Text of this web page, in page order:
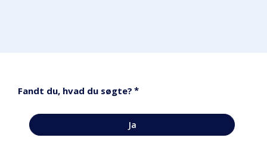
Fandt du, hvad du søgte? *
Ja